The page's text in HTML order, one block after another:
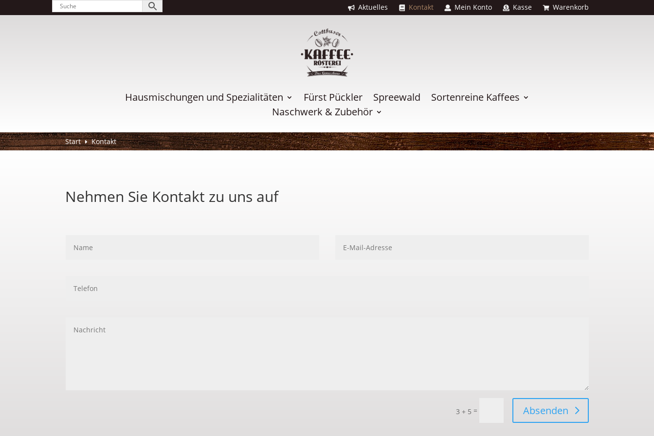
Aktuelles Kontakt Mein Konto Kasse Warenkorb
Hausmischungen und Spezialitäten Fürst Pückler Spreewald
Sortenreine Kaffees
Naschwerk & Zubehör
Start E Kontakt
Nehmen Sie Kontakt zu uns auf
3 + 5 = Absenden